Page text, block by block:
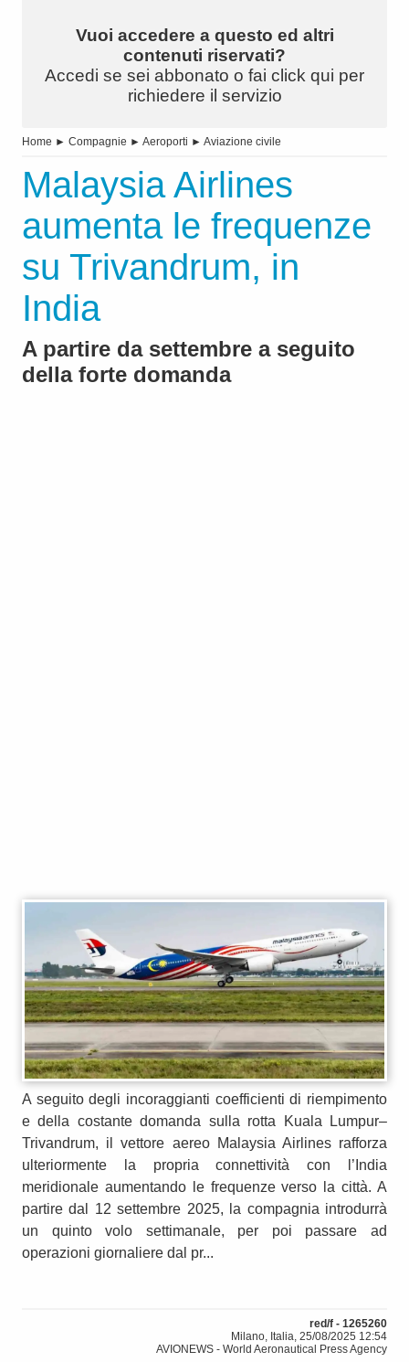
Vuoi accedere a questo ed altri
contenuti riservati?
Accedi se sei abbonato o fai click qui per
richiedere il servizio
Home ► Compagnie ► Aeroporti ► Aviazione civile
Malaysia Airlines
aumenta le frequenze
su Trivandrum, in
India
A partire da settembre a seguito
della forte domanda
A seguito degli incoraggianti coefficienti di riempimento
e della costante domanda sulla rotta Kuala Lumpur–
Trivandrum, il vettore aereo Malaysia Airlines rafforza
ulteriormente la propria connettività con l’India
meridionale aumentando le frequenze verso la città. A
partire dal 12 settembre 2025, la compagnia introdurrà
un quinto volo settimanale, per poi passare ad
operazioni giornaliere dal pr...
red/f - 1265260
Milano, Italia, 25/08/2025 12:54
AVIONEWS - World Aeronautical Press Agency